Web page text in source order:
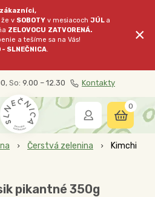
v SOBOTY v mesiacochJÚL a
ZELOVOCU ZATVORENÁ.
a tešíme sa na Vás!
- SLNEČNICA.
×
, So: 9.00 – 12.30 Kontakty
0
Čerstvá zelenina
Kimchi
pikantné 350g